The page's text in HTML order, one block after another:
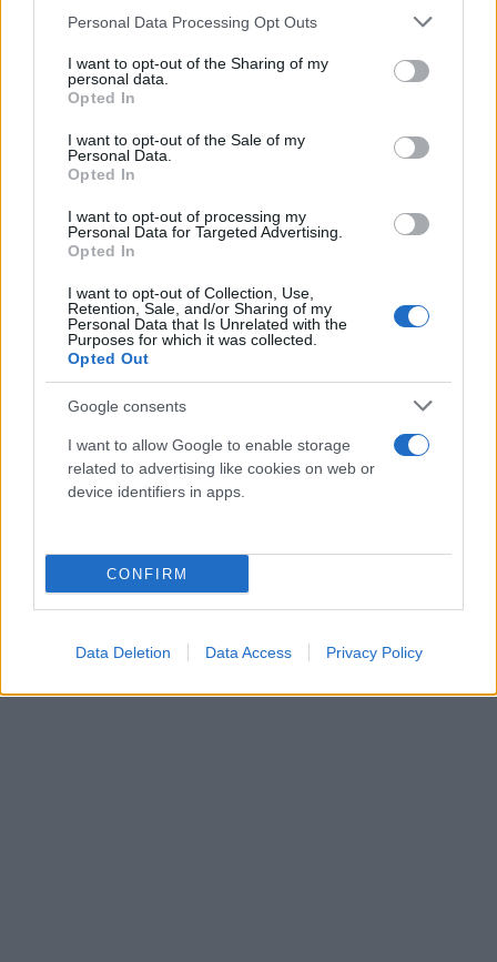
Please note that this website/app uses one or more Google
not limited to your visit or usage behaviour. You may click to
grant or deny consent to Google and its third-party tags to
use your data for below specified purposes in below Google
consent section.
Personal Data Processing Opt Outs
I want to opt-out of the Sharing of my
personal data.
Opted In
I want to opt-out of the Sale of my
Personal Data.
Opted In
I want to opt-out of processing my
Personal Data for Targeted Advertising.
Opted In
I want to opt-out of Collection, Use,
Retention, Sale, and/or Sharing of my
Personal Data that Is Unrelated with the
Purposes for which it was collected.
Opted Out
Google consents
I want to allow Google to enable storage
related to advertising like cookies on web or
device identifiers in apps.
CONFIRM
Data Deletion Data Access Privacy Policy
σεμνή τελετή έλαβε τέλος με τον Τόμας Μίλερ να
οι φιλοξενούμενοι είχαν την ευκαιρία να μειώσουν,
όμως ο Λούκας Χόλερ έστειλε τη μπάλα πολύ άουτ
σε πέναλτι που κέρδισε η ομάδα του στο 4ο και
τελευταίο λεπτό των καθυστερήσεων για να μείνει